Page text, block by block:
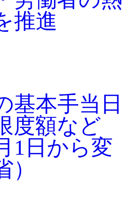
推進
基本手当日
度額など
1日から変